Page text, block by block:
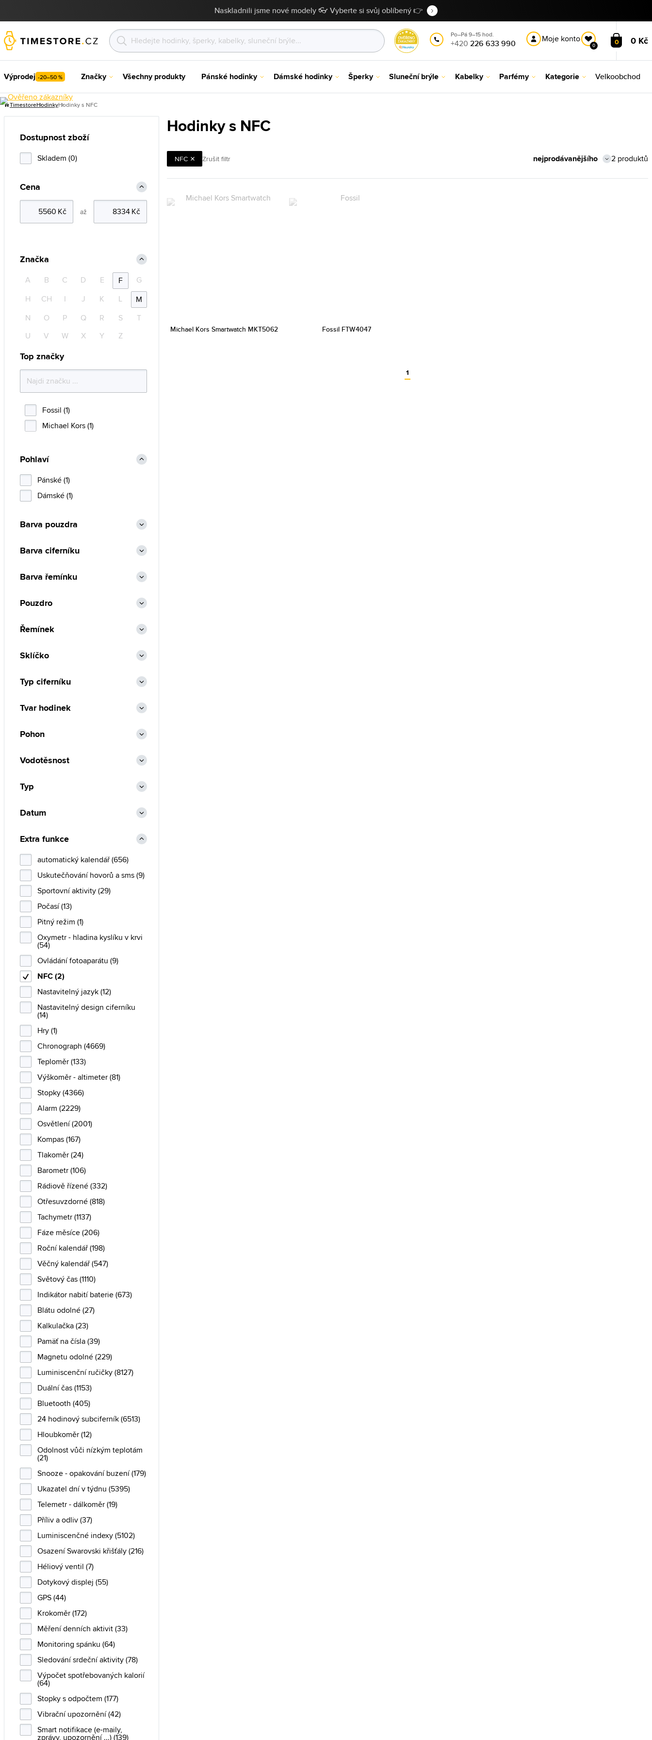
Naskladnili jsme nové modely 👓 Vyberte si svůj oblíbený 👉
Po–Pá 9–15 hod.
+420 226 633 990 Moje konto
0 0 0 Kč
Výprodej -20–50 % Značky Všechny produkty Pánské hodinky Dámské hodinky Šperky Sluneční brýle Kabelky Parfémy Kategorie Velkoobchod
TimestoreHodinkyHodinky s NFC
Hodinky s NFC
NFC Zrušit filtr 2 produktů
Michael Kors Smartwatch MKT5062 Fossil FTW4047
1
Dostupnost zboží
Skladem (0)
Cena
až
Značka
A B C D E F
G
H
CH I J K L
M
N
O P Q R S
T
U
V W X Y Z
Top značky
Fossil (1)
Michael Kors (1)
Pohlaví
Pánské (1)
Dámské (1)
Barva pouzdra
Barva ciferníku
Barva řemínku
Pouzdro
Řemínek
Sklíčko
Typ ciferníku
Tvar hodinek
Pohon
Vodotěsnost
Typ
Datum
Extra funkce
automatický kalendář (656)
Uskutečňování hovorů a sms (9)
Sportovní aktivity (29)
Počasí (13)
Pitný režim (1)
Oxymetr - hladina kyslíku v krvi
(54)
Ovládání fotoaparátu (9)
NFC (2)
Nastavitelný jazyk (12)
Nastavitelný design ciferníku
(14)
Hry (1)
Chronograph (4669)
Teploměr (133)
Výškoměr - altimeter (81)
Stopky (4366)
Alarm (2229)
Osvětlení (2001)
Kompas (167)
Tlakoměr (24)
Barometr (106)
Rádiově řízené (332)
Otřesuvzdorné (818)
Tachymetr (1137)
Fáze měsíce (206)
Roční kalendář (198)
Věčný kalendář (547)
Světový čas (1110)
Indikátor nabití baterie (673)
Blátu odolné (27)
Kalkulačka (23)
Pamäť na čísla (39)
Magnetu odolné (229)
Luminiscenční ručičky (8127)
Duální čas (1153)
Bluetooth (405)
24 hodinový subciferník (6513)
Hloubkoměr (12)
Odolnost vůči nízkým teplotám
(21)
Snooze - opakování buzení (179)
Ukazatel dní v týdnu (5395)
Telemetr - dálkoměr (19)
Příliv a odliv (37)
Luminiscenčné indexy (5102)
Osazení Swarovski křišťály (216)
Héliový ventil (7)
Dotykový displej (55)
GPS (44)
Krokoměr (172)
Měření denních aktivit (33)
Monitoring spánku (64)
Sledování srdeční aktivity (78)
Výpočet spotřebovaných kalorií
(64)
Stopky s odpočtem (177)
Vibrační upozornění (42)
Smart notifikace (e-maily,
zprávy, upozornění ...) (139)